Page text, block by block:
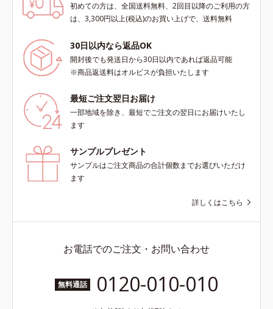
初めての方は、全国送料無料、2回目以降のご利用の方
は、3,300円以上(税込)のお買い上げで、送料無料
30日以内なら返品OK
開封後でも発送日から30日以内であれば返品可能
※商品返送料はオルビスが負担いたします
最短ご注文翌日お届け
一部地域を除き、最短でご注文の翌日にお届けいたし
ます
サンプルプレゼント
サンプルはご注文商品の合計個数までお選びいただけ
ます
詳しくはこちら
お電話でのご注文・お問い合わせ
無料通話 0120-010-010